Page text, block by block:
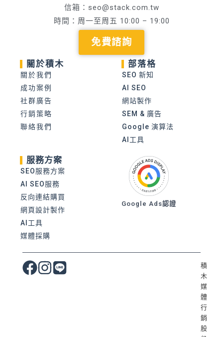
信箱： seo@stack.com.tw
時間：周一至周五 10:00 – 19:00
免費諮詢
關於積木
關於我們
成功案例
社群廣告
行銷策略
聯絡我們
部落格
SEO 新知
AI SEO
網站製作
SEM & 廣告
Google 演算法
AI工具
服務方案
SEO服務方案
AI SEO服務
反向連結購買
網頁設計製作
AI工具
媒體採購
Google Ads認證
積
木
媒
體
行
銷
股